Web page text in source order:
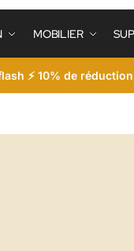
MOBILIER
⚡ 10% de